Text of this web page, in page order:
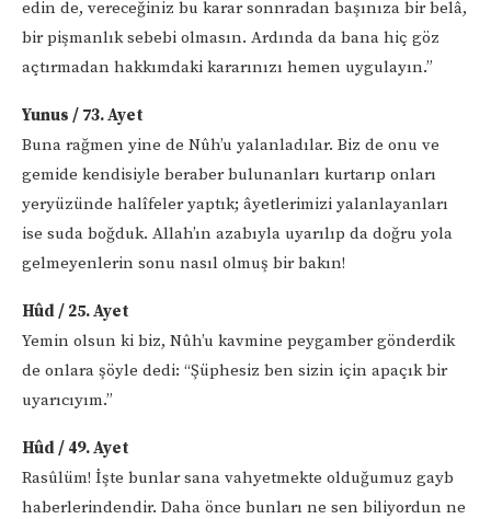
edin de, vereceğiniz bu karar sonnradan başınıza bir belâ,
bir pişmanlık sebebi olmasın. Ardında da bana hiç göz
açtırmadan hakkımdaki kararınızı hemen uygulayın.”
Yunus / 73. Ayet
Buna rağmen yine de Nûh’u yalanladılar. Biz de onu ve
gemide kendisiyle beraber bulunanları kurtarıp onları
yeryüzünde halîfeler yaptık; âyetlerimizi yalanlayanları
ise suda boğduk. Allah’ın azabıyla uyarılıp da doğru yola
gelmeyenlerin sonu nasıl olmuş bir bakın!
Hûd / 25. Ayet
Yemin olsun ki biz, Nûh’u kavmine peygamber gönderdik
de onlara şöyle dedi: “Şüphesiz ben sizin için apaçık bir
uyarıcıyım.”
Hûd / 49. Ayet
Rasûlüm! İşte bunlar sana vahyetmekte olduğumuz gayb
haberlerindendir. Daha önce bunları ne sen biliyordun ne